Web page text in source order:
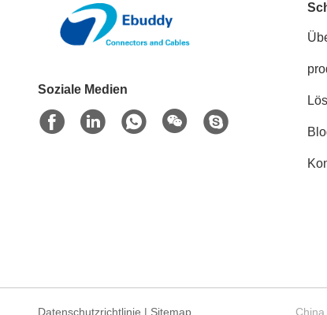
Soziale Medien
Datenschutzrichtlinie | Sitemap